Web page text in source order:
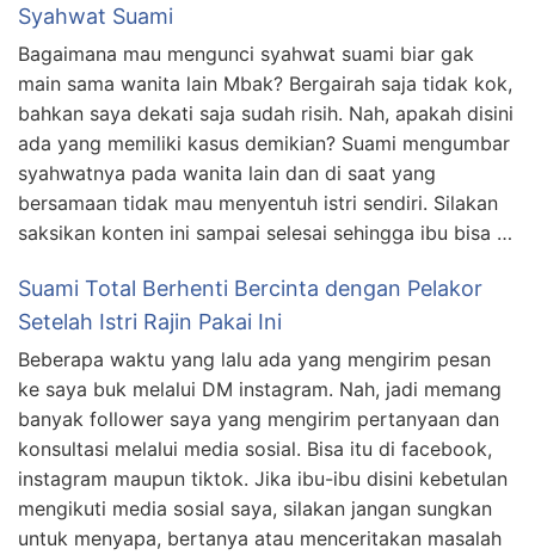
Syahwat Suami
Bagaimana mau mengunci syahwat suami biar gak
main sama wanita lain Mbak? Bergairah saja tidak kok,
bahkan saya dekati saja sudah risih. Nah, apakah disini
ada yang memiliki kasus demikian? Suami mengumbar
syahwatnya pada wanita lain dan di saat yang
bersamaan tidak mau menyentuh istri sendiri. Silakan
saksikan konten ini sampai selesai sehingga ibu bisa …
Suami Total Berhenti Bercinta dengan Pelakor
Setelah Istri Rajin Pakai Ini
Beberapa waktu yang lalu ada yang mengirim pesan
ke saya buk melalui DM instagram. Nah, jadi memang
banyak follower saya yang mengirim pertanyaan dan
konsultasi melalui media sosial. Bisa itu di facebook,
instagram maupun tiktok. Jika ibu-ibu disini kebetulan
mengikuti media sosial saya, silakan jangan sungkan
untuk menyapa, bertanya atau menceritakan masalah